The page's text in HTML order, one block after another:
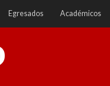
Egresados Académicos